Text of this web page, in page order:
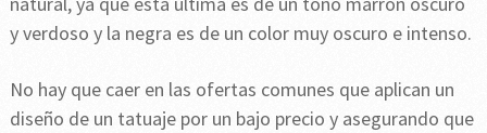
y verdoso y la negra es de un color muy oscuro e intenso.
No hay que caer en las ofertas comunes que aplican un
diseño de un tatuaje por un bajo precio y asegurando que